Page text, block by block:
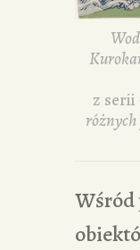
z serii
Wśród